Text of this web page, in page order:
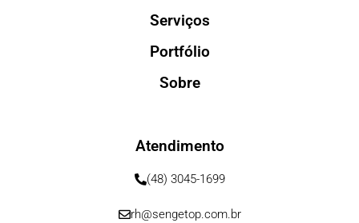
Serviços
Portfólio
Sobre
Atendimento
(48) 3045-1699
rh@sengetop.com.br